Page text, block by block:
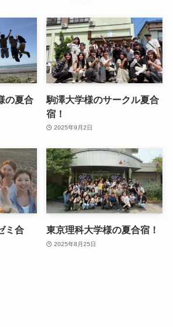
の夏合
駒澤大学様のサークル夏合
宿！
2025年9月2日
ミ合
東京理科大学様の夏合宿！
2025年8月25日